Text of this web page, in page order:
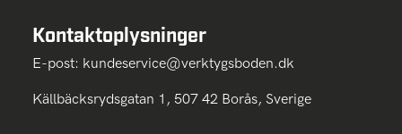
Kontaktoplysninger
E-post: kundeservice@verktygsboden.dk
Källbäcksrydsgatan 1, 507 42 Borås, Sverige